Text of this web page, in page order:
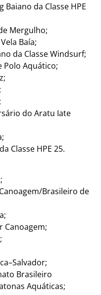
Baiano da Classe HPE
Mergulho;
Baía;
da Classe Windsurf;
Polo Aquático;
do Aratu Iate
Classe HPE 25.
Brasileiro de
Canoagem;
Brasileiro
Aquáticas;